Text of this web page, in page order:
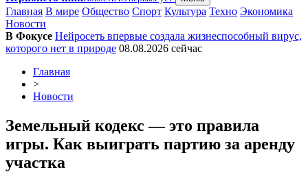
Главная В мире Общество Спорт Культура Техно Экономика
Новости
В Фокусе Нейросеть впервые создала жизнеспособный вирус,
которого нет в природе 08.08.2026 сейчас
Главная
>
Новости
Земельный кодекс — это правила
игры. Как выиграть партию за аренду
участка